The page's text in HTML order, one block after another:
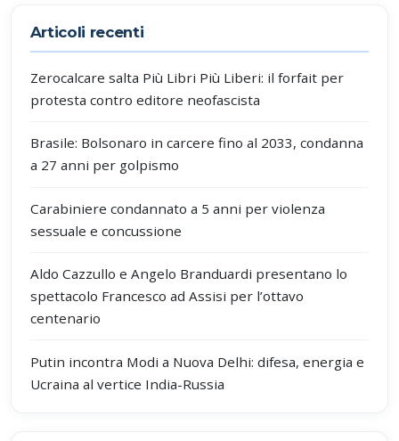
Articoli recenti
Zerocalcare salta Più Libri Più Liberi: il forfait per
protesta contro editore neofascista
Brasile: Bolsonaro in carcere fino al 2033, condanna
a 27 anni per golpismo
Carabiniere condannato a 5 anni per violenza
sessuale e concussione
Aldo Cazzullo e Angelo Branduardi presentano lo
spettacolo Francesco ad Assisi per l’ottavo
centenario
Putin incontra Modi a Nuova Delhi: difesa, energia e
Ucraina al vertice India-Russia